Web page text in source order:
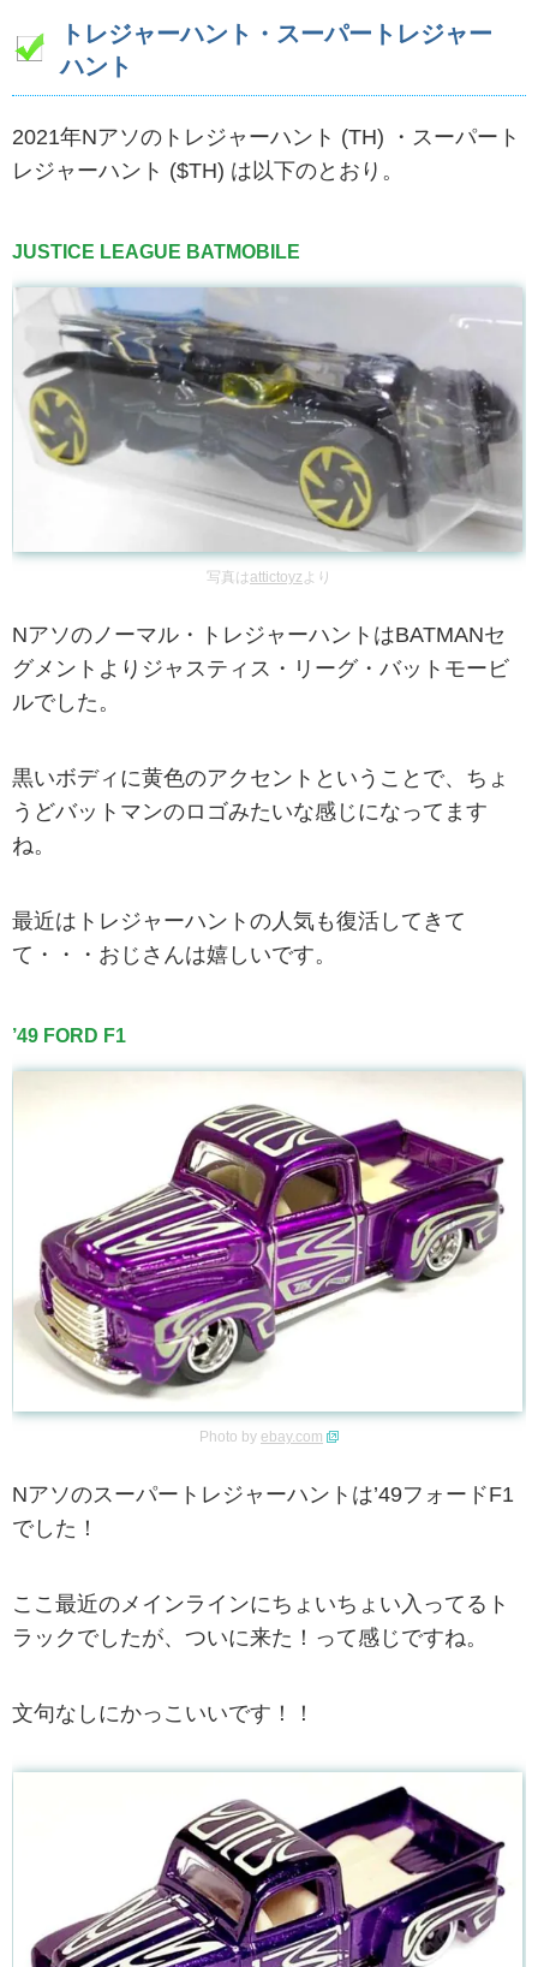
トレジャーハント・スーパートレジャー
ハント
2021年Nアソのトレジャーハント (TH) ・スーパート
レジャーハント ($TH) は以下のとおり。
JUSTICE LEAGUE BATMOBILE
写真は attictoyz より
Nアソのノーマル・トレジャーハントはBATMANセ
グメントよりジャスティス・リーグ・バットモービ
ルでした。
黒いボディに黄色のアクセントということで、ちょ
うどバットマンのロゴみたいな感じになってます
ね。
最近はトレジャーハントの人気も復活してきて
て・・・おじさんは嬉しいです。
’49 FORD F1
Photo by ebay.com
Nアソのスーパートレジャーハントは’49フォードF1
でした！
ここ最近のメインラインにちょいちょい入ってるト
ラックでしたが、ついに来た！って感じですね。
文句なしにかっこいいです！！